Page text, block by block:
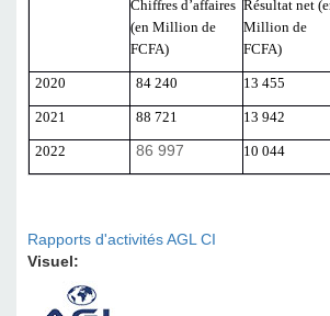
Chiffres d’affaires
(en Million de
FCFA)
Résultat net
Million de
FCFA)
2020 84 240 13 455
2021 88 721 13 942
2022 86 997 10 044
Rapports d'activités AGL CI
Visuel: